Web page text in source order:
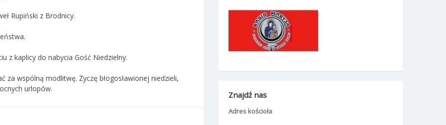
Rupiński z Brodnicy.
z kaplicy do nabycia Gość Niedzielny.
za wspólną modlitwę. Życzę błogosławionej niedzieli,
urlopów.
Znajdź nas
Adres kościoła